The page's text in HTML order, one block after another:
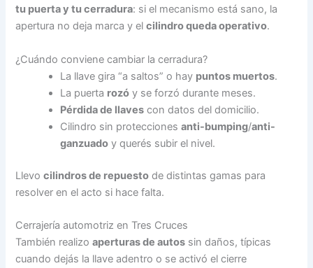
tu puerta y tu cerradura: si el mecanismo está sano, la
apertura no deja marca y elcilindro queda operativo.
¿Cuándo conviene cambiar la cerradura?
La llave gira “a saltos” o hay puntos muertos.
La puerta rozó y se forzó durante meses.
Pérdida de llaves con datos del domicilio.
Cilindro sin proteccionesanti-bumping/anti-
ganzuado y querés subir el nivel.
Llevocilindros de repuesto de distintas gamas para
resolver en el acto si hace falta.
Cerrajería automotriz en Tres Cruces
También realizoaperturas de autos sin daños, típicas
cuando dejás la llave adentro o se activó el cierre